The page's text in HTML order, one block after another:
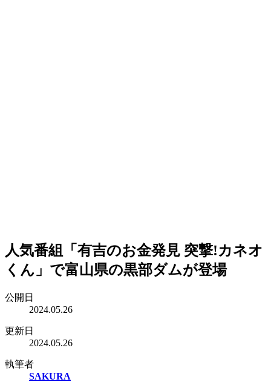
人気番組「有吉のお金発見 突撃!カネオ
くん」で富山県の黒部ダムが登場
公開日
2024.05.26
更新日
2024.05.26
執筆者
SAKURA